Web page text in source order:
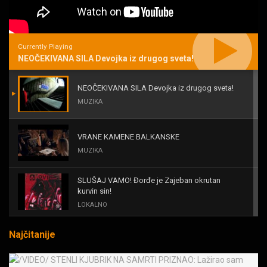
Currently Playing
NEOČEKIVANA SILA Devojka iz drugog sveta!
NEOČEKIVANA SILA Devojka iz drugog sveta!
MUZIKA
VRANE KAMENE BALKANSKE
MUZIKA
SLUŠAJ VAMO! Đorđe je Zajeban okrutan
kurvin sin!
LOKALNO
Najčitanije